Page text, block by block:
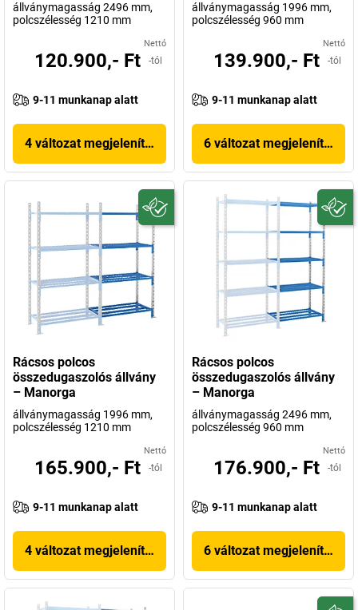
állványmagasság 2496 mm,
polcszélesség 1210 mm
Nettó
120.900,- Ft -tól
9-11 munkanap alatt
4 változat megjelenítése
állványmagasság 1996 mm,
polcszélesség 960 mm
Nettó
139.900,- Ft -tól
9-11 munkanap alatt
6 változat megjelenítése
Rácsos polcos
összedugaszolós állvány
– Manorga
állványmagasság 1996 mm,
polcszélesség 1210 mm
Nettó
165.900,- Ft -tól
9-11 munkanap alatt
4 változat megjelenítése
Rácsos polcos
összedugaszolós állvány
– Manorga
állványmagasság 2496 mm,
polcszélesség 960 mm
Nettó
176.900,- Ft -tól
9-11 munkanap alatt
6 változat megjelenítése